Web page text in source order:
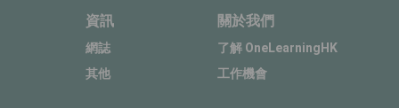
資訊
網誌
其他
關於我們
了解 OneLearningHK
工作機會